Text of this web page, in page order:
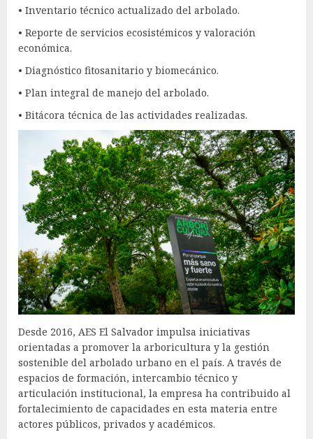
• Inventario técnico actualizado del arbolado.
• Reporte de servicios ecosistémicos y valoración
económica.
• Diagnóstico fitosanitario y biomecánico.
• Plan integral de manejo del arbolado.
• Bitácora técnica de las actividades realizadas.
Desde 2016, AES El Salvador impulsa iniciativas
orientadas a promover la arboricultura y la gestión
sostenible del arbolado urbano en el país. A través de
espacios de formación, intercambio técnico y
articulación institucional, la empresa ha contribuido al
fortalecimiento de capacidades en esta materia entre
actores públicos, privados y académicos.